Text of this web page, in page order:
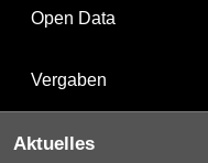
Open Data
Vergaben
Aktuelles